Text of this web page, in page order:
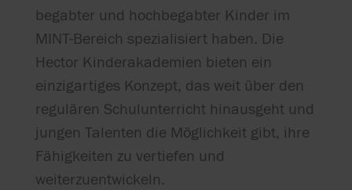
begabter und hochbegabter Kinder im
MINT-Bereich spezialisiert haben. Die
Hector Kinderakademien bieten ein
einzigartiges Konzept, das weit über den
regulären Schulunterricht hinausgeht und
jungen Talenten die Möglichkeit gibt, ihre
Fähigkeiten zu vertiefen und
weiterzuentwickeln.